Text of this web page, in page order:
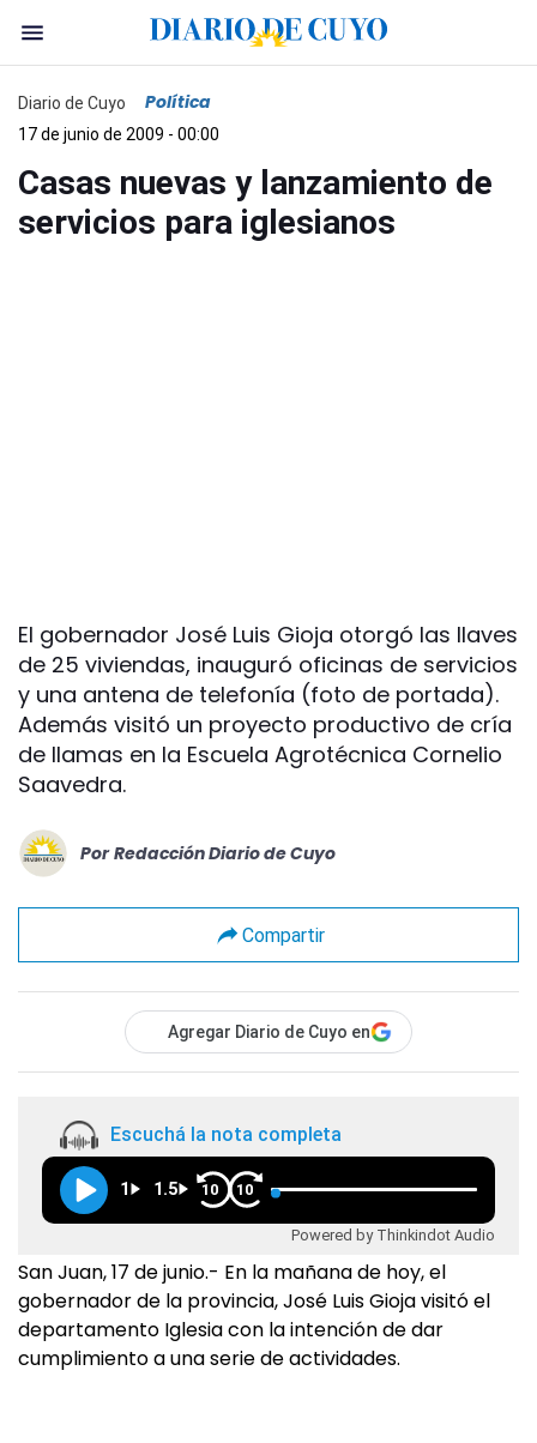
Diario de Cuyo Política
17 de junio de 2009 - 00:00
Casas nuevas y lanzamiento de
servicios para iglesianos
El gobernador José Luis Gioja otorgó las llaves
de 25 viviendas, inauguró oficinas de servicios
y una antena de telefonía (foto de portada).
Además visitó un proyecto productivo de cría
de llamas en la Escuela Agrotécnica Cornelio
Saavedra.
Por Redacción Diario de Cuyo
Compartir
Agregar Diario de Cuyo en
Escuchá la nota completa
1 1.5 10 10
Powered by Thinkindot Audio
San Juan, 17 de junio.- En la mañana de hoy, el
gobernador de la provincia, José Luis Gioja visitó el
departamento Iglesia con la intención de dar
cumplimiento a una serie de actividades.